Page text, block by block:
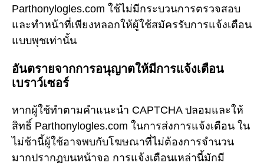
Parthonylogles.com ใช้ไม่มีกระบวนการตรวจสอบ
และทำหน้าที่เพียงหลอกให้ผู้ใช้สมัครรับการแจ้งเตือน
แบบพุชเท่านั้น
อันตรายจากการอนุญาตให้มีการแจ้งเตือน
เบราว์เซอร์
หากผู้ใช้ทำตามคำแนะนำ CAPTCHA ปลอมและให้
สิทธิ์ Parthonylogles.com ในการส่งการแจ้งเตือน ใน
ไม่ช้านี้ผู้ใช้อาจพบกับโฆษณาที่ไม่ต้องการจำนวน
มากปรากฏบนหน้าจอ การแจ้งเตือนเหล่านี้มักมี